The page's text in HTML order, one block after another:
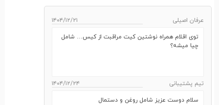
عرفان اصیلی ۱۴۰۴/۱۲/۲۱
توی اقلام همراه نوشتین کیت مراقبت از کیس… شامل
چیا میشه؟
تیم پشتیبانی ۱۴۰۴/۱۲/۲۴
سلام دوست عزیز شامل روغن و دستمال